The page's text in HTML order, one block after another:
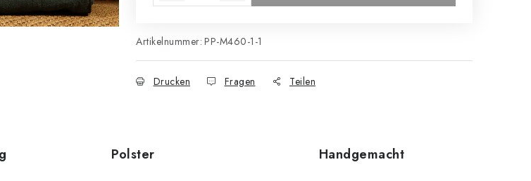
Artikelnummer: PP-M460-1-1
Drucken Fragen Teilen
Polster Handgemacht